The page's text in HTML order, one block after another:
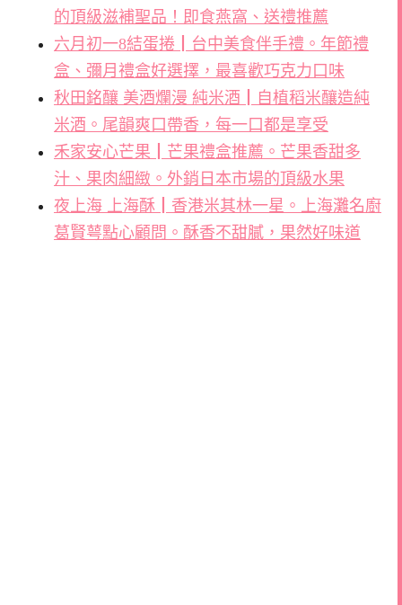
的頂級滋補聖品！即食燕窩、送禮推薦
六月初一8結蛋捲┃台中美食伴手禮。年節禮
盒、彌月禮盒好選擇，最喜歡巧克力口味
秋田銘釀 美酒爛漫 純米酒┃自植稻米釀造純
米酒。尾韻爽口帶香，每一口都是享受
禾家安心芒果┃芒果禮盒推薦。芒果香甜多
汁、果肉細緻。外銷日本市場的頂級水果
夜上海 上海酥┃香港米其林一星。上海灘名廚
葛賢萼點心顧問。酥香不甜膩，果然好味道